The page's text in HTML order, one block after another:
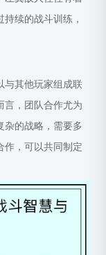
续的战斗训练，
与其他玩家组成联
言，团队合作尤为
杂的战略，需要多
作，可以共同制定